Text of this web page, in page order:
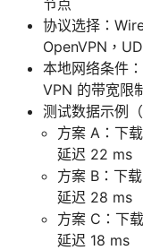
协议选择：
OpenVPN，
本地网络条件
VPN 的带宽限
测试数据示例
方案 A：下
延迟 22 ms
方案 B：下
延迟 28 ms
方案 C：下
延迟 18 ms